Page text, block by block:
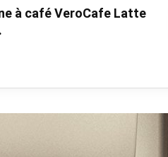
à café VeroCafe Latte